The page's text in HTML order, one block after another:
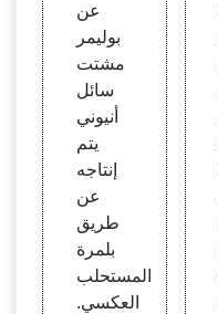
عن
بوليمر
مشتت
سائل
أنيوني
يتم
إنتاجه
عن
طريق
بلمرة
المستحلب
العكسي.